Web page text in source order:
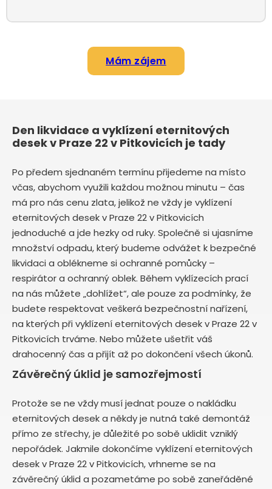
Mám zájem
Den likvidace a vyklízení eternitových
desek v Praze 22 v Pitkovicích je tady
Po předem sjednaném termínu přijedeme na místo
včas, abychom využili každou možnou minutu – čas
má pro nás cenu zlata, jelikož ne vždy je vyklízení
eternitových desek v Praze 22 v Pitkovicích
jednoduché a jde hezky od ruky. Společně si ujasníme
množství odpadu, který budeme odvážet k bezpečné
likvidaci a oblékneme si ochranné pomůcky –
respirátor a ochranný oblek. Během vyklízecích prací
na nás můžete „dohlížet“, ale pouze za podmínky, že
budete respektovat veškerá bezpečnostní nařízení,
na kterých při vyklízení eternitových desek v Praze 22 v
Pitkovicích trváme. Nebo můžete ušetřit váš
drahocenný čas a přijít až po dokončení všech úkonů.
Závěrečný úklid je samozřejmostí
Protože se ne vždy musí jednat pouze o nakládku
eternitových desek a někdy je nutná také demontáž
přímo ze střechy, je důležité po sobě uklidit vzniklý
nepořádek. Jakmile dokončíme vyklízení eternitových
desek v Praze 22 v Pitkovicích, vrhneme se na
závěrečný úklid a pozametáme po sobě zaneřáděné